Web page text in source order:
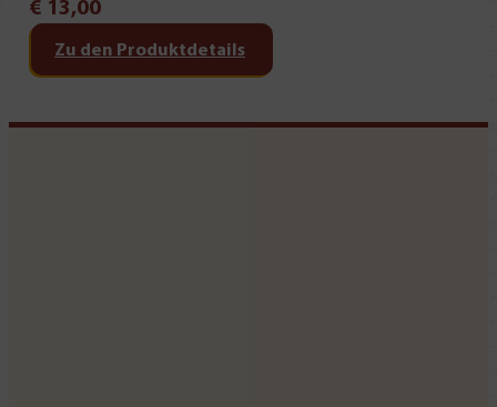
€ 13,00
Zu den Produktdetails